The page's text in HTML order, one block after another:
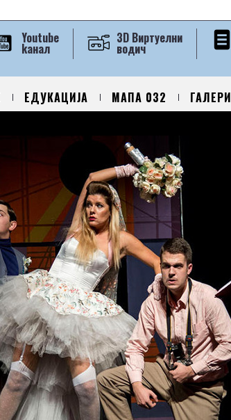
3D Виртуелни
водич
Youtube
kанал
ЕДУКАЦИЈА МАПА 032